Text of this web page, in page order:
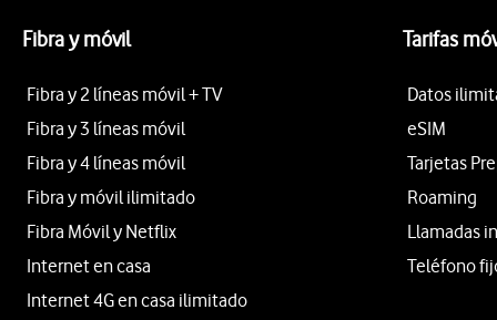
Fibra y móvil
Fibra y 2 líneas móvil + TV
Fibra y 3 líneas móvil
Fibra y 4 líneas móvil
Fibra y móvil ilimitado
Fibra Móvil y Netflix
Internet en casa
Internet 4G en casa ilimitado
Tarifas
Datos
eSIM
Tarjetas
Roaming
Llamadas
Teléfono